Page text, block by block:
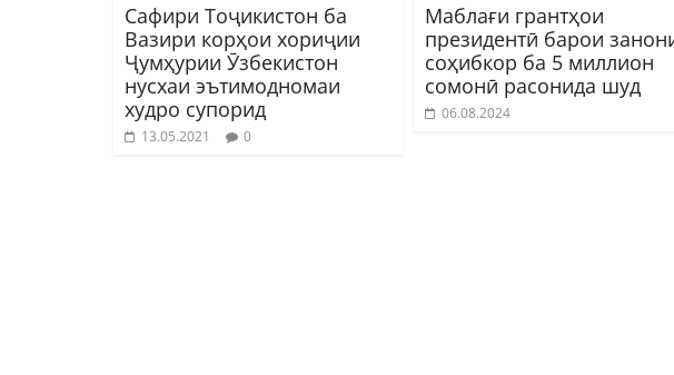
Сафири Тоҷикистон ба
Вазири корҳои хориҷии
Ҷумҳурии Ӯзбекистон
нусхаи эътимодномаи
худро супорид
13.05.2021 0
Маблағи грантҳои
президентӣ барои
соҳибкор ба 5 миллион
сомонӣ расонида шуд
06.08.2024